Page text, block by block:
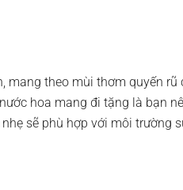
mang theo mùi thơm quyến
hoa mang đi tặng là bạn
sẽ phù hợp với môi trường